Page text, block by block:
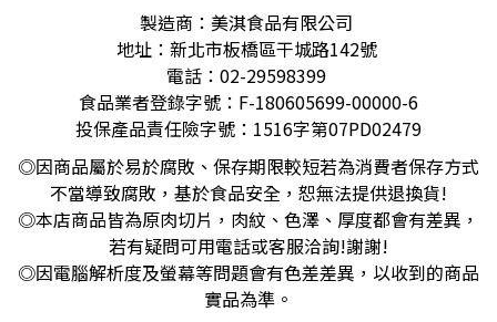
製造商：美淇食品有限公司
地址：新北市板橋區干城路142號
電話：02-29598399
食品業者登錄字號：F-180605699-00000-6
投保產品責任險字號：1516字第07PD02479
◎因商品屬於易於腐敗、保存期限較短若為消費者保存方式
不當導致腐敗，基於食品安全，恕無法提供退換貨!
◎本店商品皆為原肉切片，肉紋、色澤、厚度都會有差異，
若有疑問可用電話或客服洽詢!謝謝!
◎因電腦解析度及螢幕等問題會有色差差異，以收到的商品
實品為準。